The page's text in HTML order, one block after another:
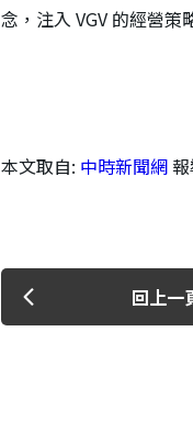
念，注入 VGV 的經營策
本文取自: 中時新聞網
回上一